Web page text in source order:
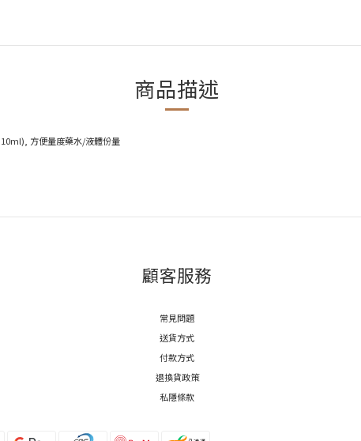
商品描述
方便量度藥水/液體份量
顧客服務
常見問題
送貨方式
付款方式
退換貨政策
私隱條款